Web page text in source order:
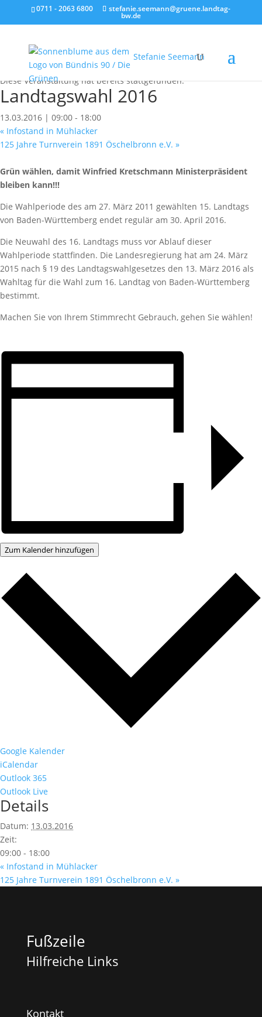
0711 - 2063 6800 stefanie.seemann@gruene.landtag-
bw.de
Stefanie Seemann
« Alle Veranstaltungen
Diese Veranstaltung hat bereits stattgefunden.
Landtagswahl 2016
13.03.2016 | 09:00 - 18:00
« Infostand in Mühlacker
125 Jahre Turnverein 1891 Öschelbronn e.V. »
Grün wählen, damit Winfried Kretschmann Ministerpräsident
bleiben kann!!!
Die Wahlperiode des am 27. März 2011 gewählten 15. Landtags
von Baden-Württemberg endet regulär am 30. April 2016.
Die Neuwahl des 16. Landtags muss vor Ablauf dieser
Wahlperiode stattfinden. Die Landesregierung hat am 24. März
2015 nach § 19 des Landtagswahlgesetzes den 13. März 2016 als
Wahltag für die Wahl zum 16. Landtag von Baden-Württemberg
bestimmt.
Machen Sie von Ihrem Stimmrecht Gebrauch, gehen Sie wählen!
Zum Kalender hinzufügen
Google Kalender
iCalendar
Outlook 365
Outlook Live
Details
Datum: 13.03.2016
Zeit:
09:00 - 18:00
« Infostand in Mühlacker
125 Jahre Turnverein 1891 Öschelbronn e.V. »
Fußzeile
Hilfreiche Links
Kontakt